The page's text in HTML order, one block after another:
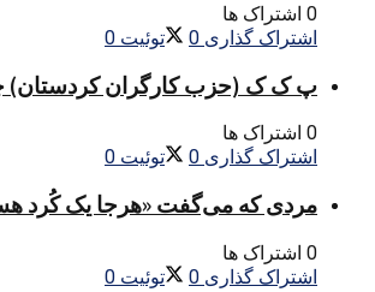
0 اشتراک ها
اشتراک گذاری 0 توئیت 0
پ ک ک (حزب کارگران
0 اشتراک ها
اشتراک گذاری 0 توئیت 0
مردی که می‌گفت «هرجا یک کُرد
0 اشتراک ها
اشتراک گذاری 0 توئیت 0